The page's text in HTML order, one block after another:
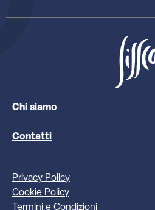
Chi siamo
Contatti
Privacy Policy
Cookie Policy
Termini e Condizioni